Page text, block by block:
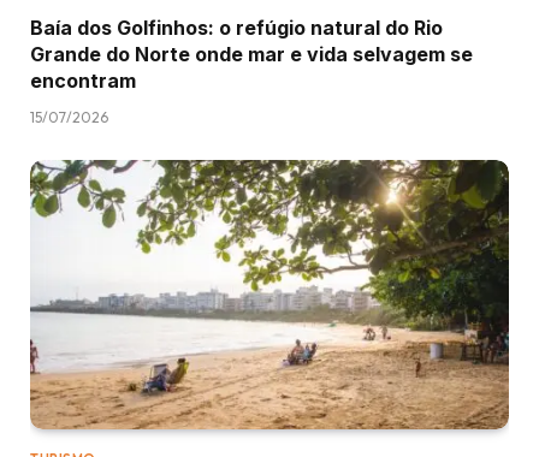
Baía dos Golfinhos: o refúgio natural do Rio
Grande do Norte onde mar e vida selvagem se
encontram
15/07/2026